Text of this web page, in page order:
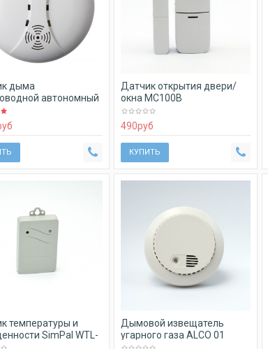
дыма
автономный
Датчик открытия двери/
окна MC100B
490руб
КУПИТЬ
температуры и
SimPal WTL-
Дымовой извещатель
угарного газа ALCO 01